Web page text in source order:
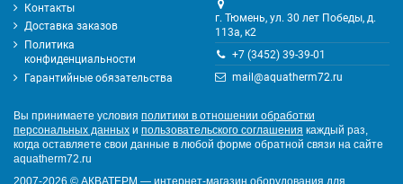
Контакты
Доставка заказов
Политика
конфиденциальности
Гарантийные обязательства
г. Тюмень, ул. 30 лет Победы, д.
113а, к2
+7 (3452) 39-39-01
mail@aquatherm72.ru
Вы принимаете условия политики в отношении обработки
персональных данных и пользовательского соглашения каждый раз,
когда оставляете свои данные в любой форме обратной связи на сайте
aquatherm72.ru